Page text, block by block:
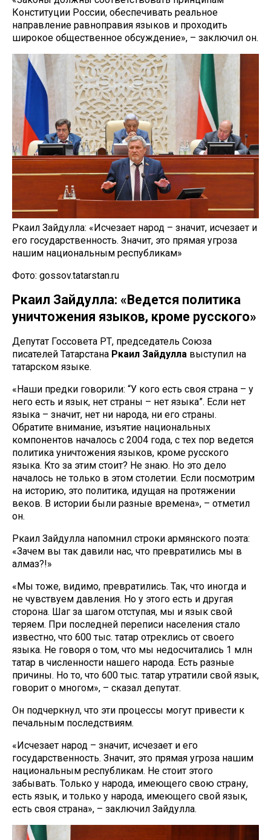
Конституции России, обеспечивать реальное
направление равноправия языков и проходить
широкое общественное обсуждение», – заключил он.
Ркаил Зайдулла: «Исчезает народ – значит, исчезает и
его государственность. Значит, это прямая угроза
нашим национальным республикам»
Фото: gossov.tatarstan.ru
Ркаил Зайдулла: «Ведется политика
уничтожения языков, кроме русского»
Депутат Госсовета РТ, председатель Союза
писателей Татарстана Ркаил Зайдулла выступил на
татарском языке.
«Наши предки говорили: “У кого есть своя страна – у
него есть и язык, нет страны – нет языка”. Если нет
языка – значит, нет ни народа, ни его страны.
Обратите внимание, изъятие национальных
компонентов началось с 2004 года, с тех пор ведется
политика уничтожения языков, кроме русского
языка. Кто за этим стоит? Не знаю. Но это дело
началось не только в этом столетии. Если посмотрим
на историю, это политика, идущая на протяжении
веков. В истории были разные времена», – отметил
он.
Ркаил Зайдулла напомнил строки армянского поэта:
«Зачем вы так давили нас, что превратились мы в
алмаз?!»
«Мы тоже, видимо, превратились. Так, что иногда и
не чувствуем давления. Но у этого есть и другая
сторона. Шаг за шагом отступая, мы и язык свой
теряем. При последней переписи населения стало
известно, что 600 тыс. татар отреклись от своего
языка. Не говоря о том, что мы недосчитались 1 млн
татар в численности нашего народа. Есть разные
причины. Но то, что 600 тыс. татар утратили свой язык,
говорит о многом», – сказал депутат.
Он подчеркнул, что эти процессы могут привести к
печальным последствиям.
«Исчезает народ – значит, исчезает и его
государственность. Значит, это прямая угроза нашим
национальным республикам. Не стоит этого
забывать. Только у народа, имеющего свою страну,
есть язык, и только у народа, имеющего свой язык,
есть своя страна», – заключил Зайдулла.